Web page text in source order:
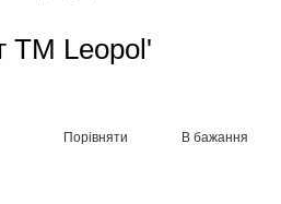
ТМ Leopol'
Порівняти В бажання